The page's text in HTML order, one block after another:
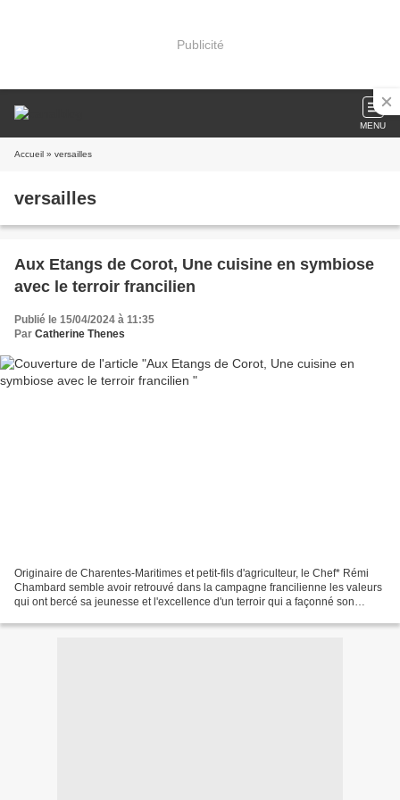
Publicité
MENU
Accueil » versailles
versailles
Aux Etangs de Corot, Une cuisine en symbiose
avec le terroir francilien
Publié le 15/04/2024 à 11:35
Par Catherine Thenes
Originaire de Charentes-Maritimes et petit-fils d'agriculteur, le Chef* Rémi
Chambard semble avoir retrouvé dans la campagne francilienne les valeurs
qui ont bercé sa jeunesse et l'excellence d'un terroir qui a façonné son